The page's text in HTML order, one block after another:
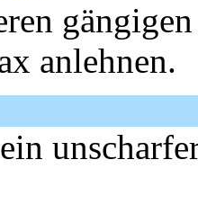
anlehnen.